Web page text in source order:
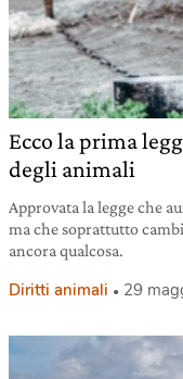
Ecco la prima
degli animali
Approvata la legge che
ma che soprattutto
ancora qualcosa.
Diritti animali 29